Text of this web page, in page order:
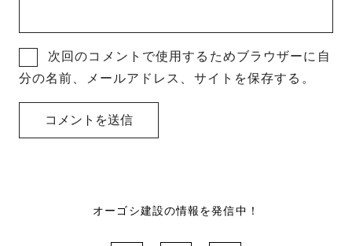
次回のコメントで使用するためブラウザーに自
分の名前、メールアドレス、サイトを保存する。
オーゴシ建設の情報を発信中！